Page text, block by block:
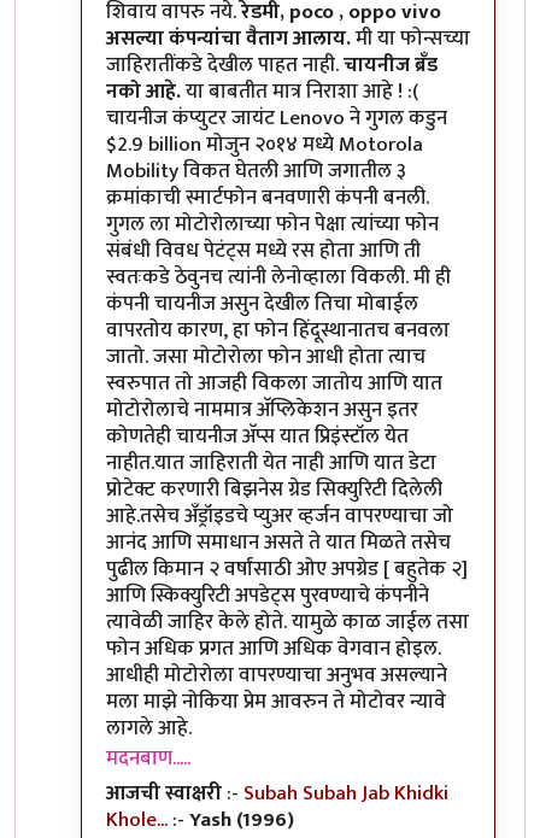
शिवाय वापरु नये.रेडमी, poco , oppo vivo
असल्या कंपन्यांचा वैताग आलाय.मी या फोन्सच्या
जाहिरातींकडे देखील पाहत नाही.चायनीज ब्रँड
नको आहे.या बाबतीत मात्र निराशा आहे ! :(
चायनीज कंप्युटर जायंट Lenovo ने गुगल कडुन
$2.9 billion मोजुन २०१४ मध्ये Motorola
Mobility विकत घेतली आणि जगातील ३
क्रमांकाची स्मार्टफोन बनवणारी कंपनी बनली.
गुगल ला मोटोरोलाच्या फोन पेक्षा त्यांच्या फोन
संबंधी विवध पेटंट्स मध्ये रस होता आणि ती
स्वतःकडे ठेवुनच त्यांनी लेनोव्हाला विकली. मी ही
कंपनी चायनीज असुन देखील तिचा मोबाईल
वापरतोय कारण, हा फोन हिंदूस्थानातच बनवला
जातो. जसा मोटोरोला फोन आधी होता त्याच
स्वरुपात तो आजही विकला जातोय आणि यात
मोटोरोलाचे नाममात्र अ‍ॅप्लिकेशन असुन इतर
कोणतेही चायनीज अ‍ॅप्स यात प्रिइंस्टॉल येत
नाहीत.यात जाहिराती येत नाही आणि यात डेटा
प्रोटेक्ट करणारी बिझनेस ग्रेड सिक्युरिटी दिलेली
आहे.तसेच अँड्रॉइडचे प्युअर व्हर्जन वापरण्याचा जो
आनंद आणि समाधान असते ते यात मिळते तसेच
पुढील किमान २ वर्षांसाठी ओए अपग्रेड [ बहुतेक २]
आणि स्किक्युरिटी अपडेट्स पुरवण्याचे कंपनीने
त्यावेळी जाहिर केले होते. यामुळे काळ जाईल तसा
फोन अधिक प्रगत आणि अधिक वेगवान होइल.
आधीही मोटोरोला वापरण्याचा अनुभव असल्याने
मला माझे नोकिया प्रेम आवरुन ते मोटोवर न्यावे
लागले आहे.
मदनबाण.....
आजची स्वाक्षरी:- Subah Subah Jab Khidki
Khole...:-Yash (1996)